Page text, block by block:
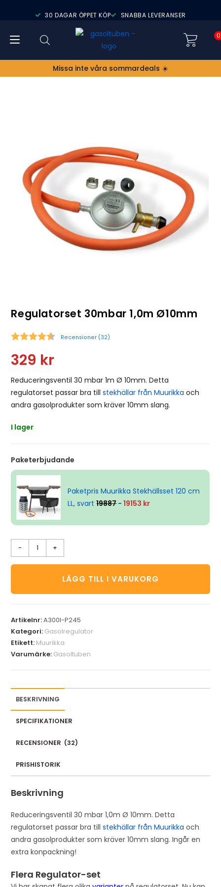
30 DAGAR ÖPPET KÖP SNABBA LEVERANSER
0
Missa inte våra sommardeals ☀️
Regulatorset 30mbar 1,0m Ø10mm
Recensioner (32)
329 kr
Reduceringsventil 30 mbar 1m Ø 10mm. Detta
regulatorset passar bra tillstekhällar från Muurikka och
andra gasolprodukter som kräver 10mm slang.
I lager
Paketerbjudande
Paketpris Muurikka Stekhällsset 120 cm
LL, svart19887-19153 kr
- +
LÄGG TILL I VARUKORG
Artikelnr:A300I-P245
Kategori: Gasolregulator
Etikett: Muurikka
Varumärke: Gasoltuben
BESKRIVNING
SPECIFIKATIONER
RECENSIONER (32)
PRISHISTORIK
Beskrivning
Reduceringsventil 30 mbar 1,0m Ø 10mm. Detta
regulatorset passar bra tillstekhällar från Muurikka och
andra gasolprodukter som kräver 10mm slang. Ingår en
extra konpackning!
Flera Regulator-set